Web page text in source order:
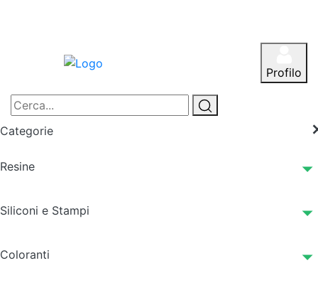
Profilo
Categorie
Resine
Siliconi e Stampi
Coloranti